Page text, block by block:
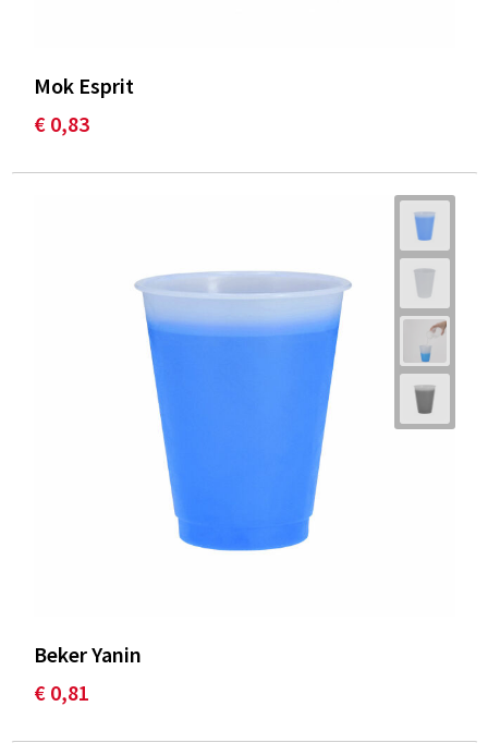
Mok Esprit
€ 0,83
Beker Yanin
€ 0,81